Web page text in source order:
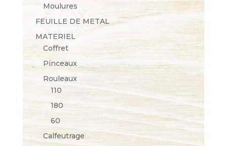
Moulures
FEUILLE DE METAL
MATERIEL
Coffret
Pinceaux
Rouleaux
110
180
60
Calfeutrage